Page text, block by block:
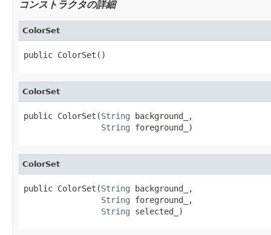
コンストラクタの詳細
ColorSet
public ColorSet()
ColorSet
public ColorSet(String background_,
String foreground_)
ColorSet
public ColorSet(String background_,
String foreground_,
String selected_)